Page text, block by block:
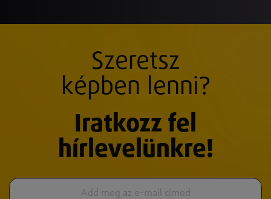
Szeretsz
képben lenni?
Iratkozz fel
hírlevelünkre!